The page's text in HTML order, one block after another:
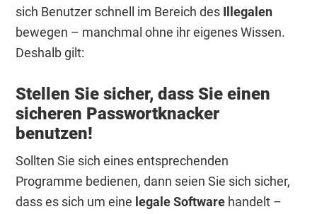
sich Benutzer schnell im Bereich des Illegalen
bewegen – manchmal ohne ihr eigenes Wissen.
Deshalb gilt:
Stellen Sie sicher, dass Sie einen
sicheren Passwortknacker
benutzen!
Sollten Sie sich eines entsprechenden
Programme bedienen, dann seien Sie sich sicher,
dass es sich um eine legale Software handelt –